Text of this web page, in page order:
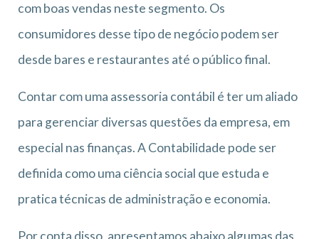
com boas vendas neste segmento. Os
consumidores desse tipo de negócio podem ser
desde bares e restaurantes até o público final.
Contar com uma assessoria contábil é ter um aliado
para gerenciar diversas questões da empresa, em
especial nas finanças. A Contabilidade pode ser
definida como uma ciência social que estuda e
pratica técnicas de administração e economia.
Por conta disso, apresentamos abaixo algumas das